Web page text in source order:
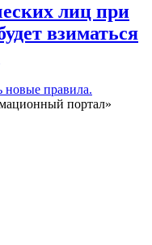
лиц при
взиматься
новые правила.
портал»